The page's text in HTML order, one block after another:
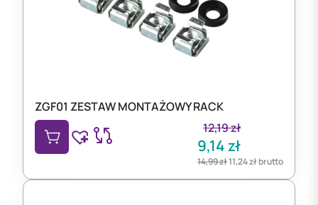
ZGF01 ZESTAW MONTAŻOWY RACK
12,19zł
9,14zł
14,99zł11,24złbrutto